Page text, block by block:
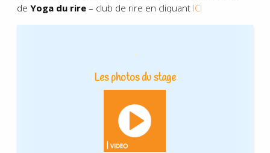
de Yoga du rire– club de rire en cliquantICI
.
Les photos du stage